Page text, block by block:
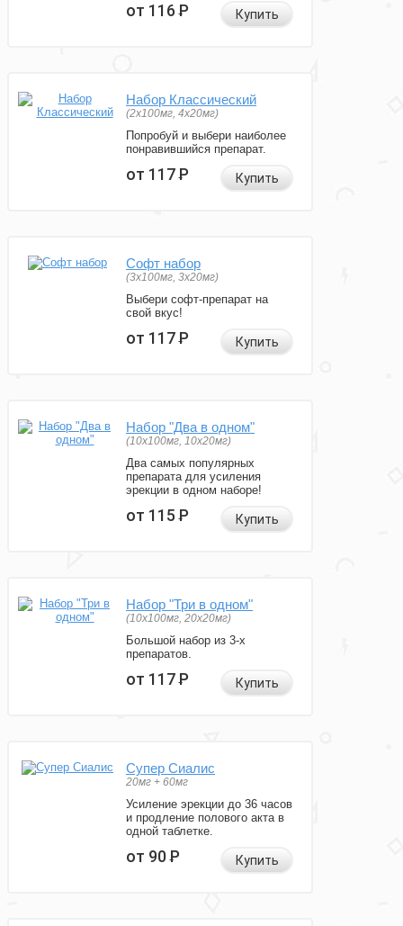
от 116Р Купить
Набор Классический
(2x100мг, 4x20мг)
Попробуй и выбери наиболее
понравившийся препарат.
от 117Р Купить
Софт набор
(3x100мг, 3x20мг)
Выбери софт-препарат на
свой вкус!
от 117Р Купить
Набор "Два в одном"
(10x100мг, 10x20мг)
Два самых популярных
препарата для усиления
эрекции в одном наборе!
от 115Р Купить
Набор "Три в одном"
(10x100мг, 20x20мг)
Большой набор из 3-х
препаратов.
от 117Р Купить
Супер Сиалис
20мг + 60мг
Усиление эрекции до 36 часов
и продление полового акта в
одной таблетке.
от 90Р Купить